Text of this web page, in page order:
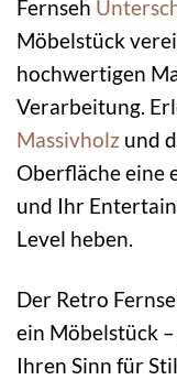
Fernseh
Möbelstück
hochwertigen
Verarbeitung.
Massivholz und
Oberfläche eine
und Ihr
Level heben.
Der Retro
ein Möbelstück
Ihren Sinn für